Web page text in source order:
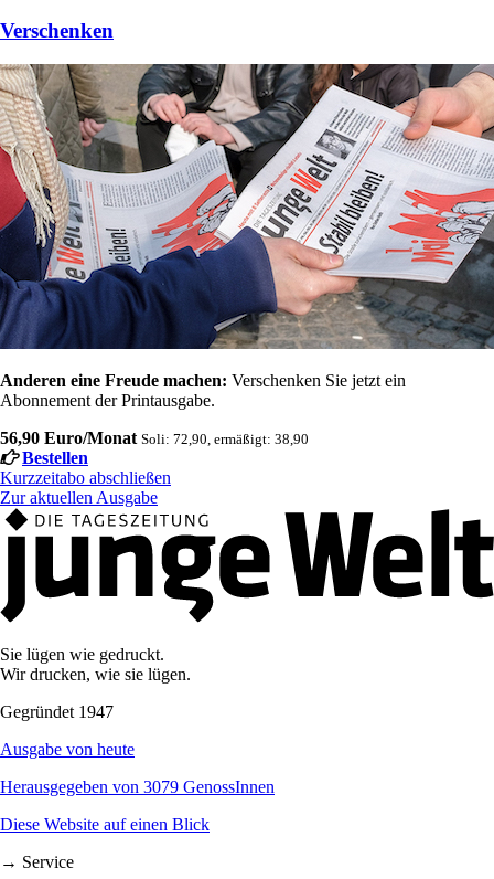
Verschenken
Anderen eine Freude machen: Verschenken Sie jetzt ein
Abonnement der Printausgabe.
56,90 Euro/Monat Soli: 72,90, ermäßigt: 38,90
Bestellen
Kurzzeitabo abschließen
Zur aktuellen Ausgabe
Sie lügen wie gedruckt.
Wir drucken, wie sie lügen.
Gegründet 1947
Ausgabe von heute
Herausgegeben von 3079 GenossInnen
Diese Website auf einen Blick
→ Service